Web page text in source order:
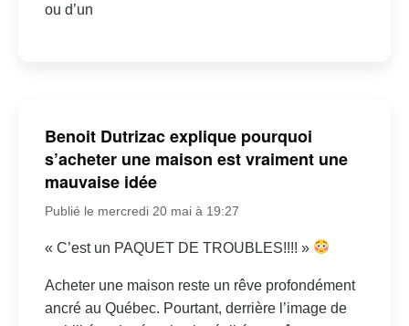
ou d’un
Benoit Dutrizac explique pourquoi
s’acheter une maison est vraiment une
mauvaise idée
Publié le mercredi 20 mai à 19:27
« C’est un PAQUET DE TROUBLES!!!! »
Acheter une maison reste un rêve profondément
ancré au Québec. Pourtant, derrière l’image de